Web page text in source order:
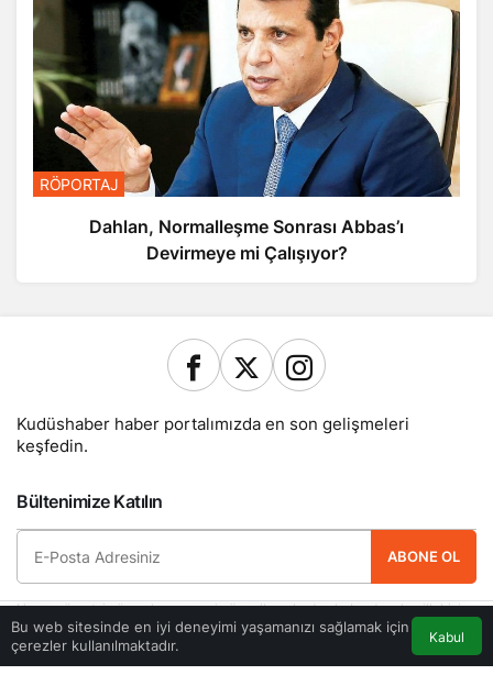
RÖPORTAJ
Dahlan, Normalleşme Sonrası Abbas’ı
Devirmeye mi Çalışıyor?
Bu web sitesinde en iyi deneyimi yaşamanızı sağlamak için
çerezler kullanılmaktadır.
Kabul
Kudüshaber haber portalımızda en son gelişmeleri
keşfedin.
Bültenimize Katılın
ABONE OL
Hemen ücretsiz üye olun ve yeni güncellemelerden haberdar olan ilk kişi
olun.
Anasayfa Akış Trafik